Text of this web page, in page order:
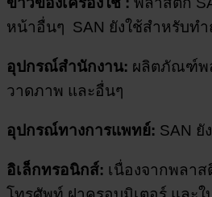
หน้าอื่นๆ SAN ยังใช้สำหรับท
อุปกรณ์สำนักงาน: ผลิตภัณฑ์พ
วาดภาพ และอื่นๆ
อุปกรณ์ทางการแพทย์: SAN ยั
อิเล็กทรอนิกส์: เนื่องจากพลา